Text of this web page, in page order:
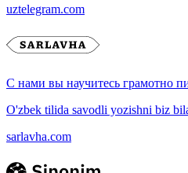
uztelegram.com
С нами вы научитесь грамотно
O'zbek tilida savodli yozishni biz
sarlavha.com